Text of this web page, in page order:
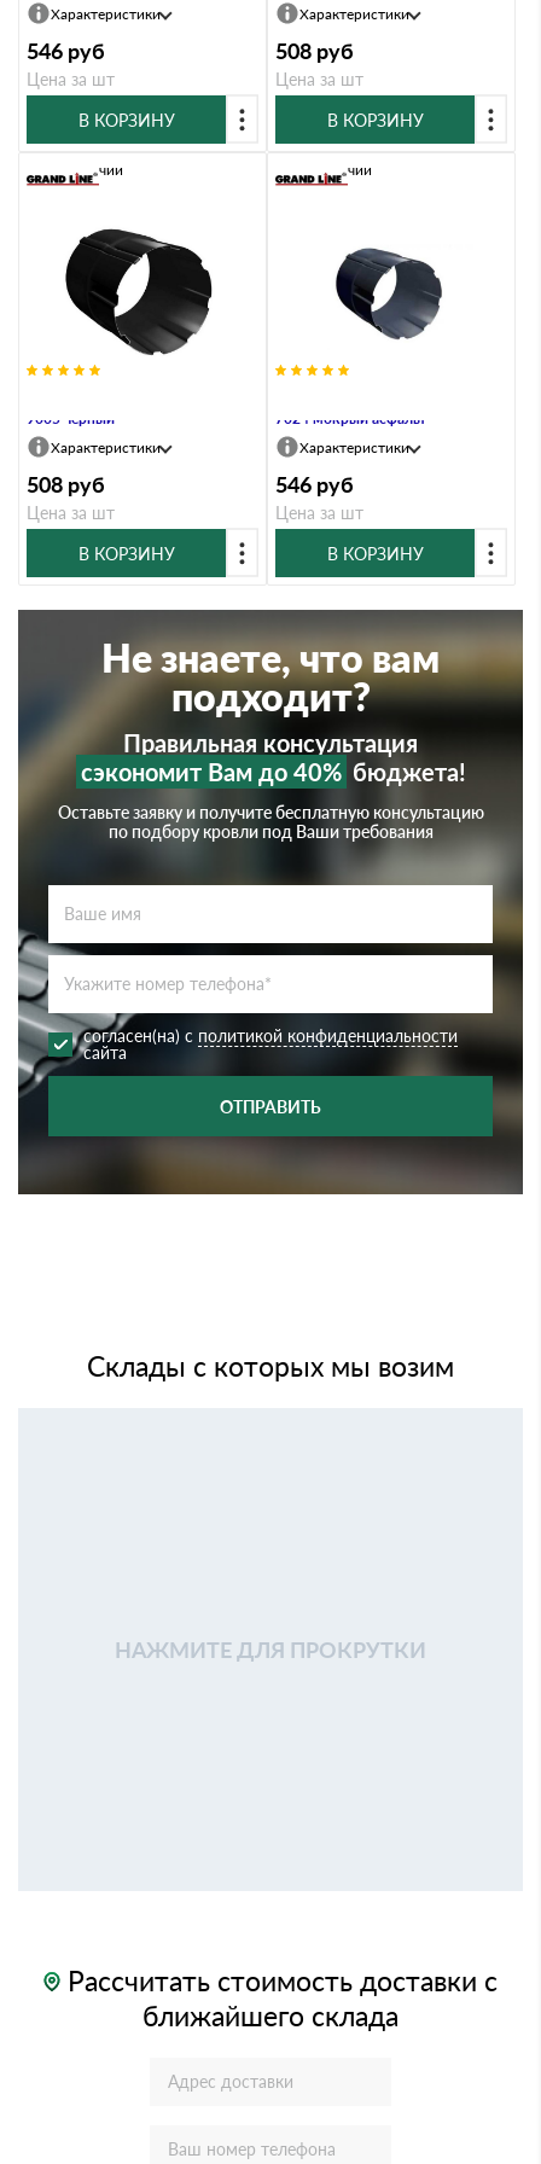
Характеристики
546 руб
Цена за шт
В КОРЗИНУ
Характеристики
508 руб
Цена за шт
В КОРЗИНУ
9005 черный
В наличии
Характеристики
508 руб
Цена за шт
В КОРЗИНУ
7024 мокрый асфальт
В наличии
Характеристики
546 руб
Цена за шт
В КОРЗИНУ
Не знаете, что вам
подходит?
Правильная консультация
сэкономит Вам до 40% бюджета!
Оставьте заявку и получите бесплатную консультацию
по подбору кровли под Ваши требования
согласен(на) с политикой конфиденциальности
сайта
ОТПРАВИТЬ
Склады с которых мы возим
НАЖМИТЕ ДЛЯ ПРОКРУТКИ
Рассчитать стоимость доставки с
ближайшего склада